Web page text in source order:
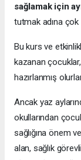
sağlamak için
tutmak adına
Bu kurs ve
kazanan
hazırlanmış
Ancak yaz
okullarından
sağlığına önem
alan, sağlık